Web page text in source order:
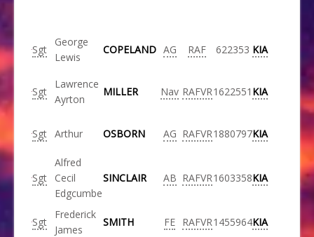
Sgt
George
Lewis
COPELAND AG RAF 622353 KIA
Sgt
Lawrence
Ayrton
MILLER Nav RAFVR1622551 KIA
Sgt Arthur OSBORN AG RAFVR1880797KIA
Sgt
Alfred
Cecil
Edgcumbe
SINCLAIR AB RAFVR1603358KIA
Sgt
Frederick
James
SMITH FE RAFVR1455964KIA